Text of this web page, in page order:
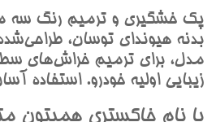
پک خشگيري و ترميم رنگ سه
بدنه هيونداي توسان،
مدل، براي ترميم خراش‌هاي
زيبايي اوليه خودرو. استفاده
با نام خاکستري همپتون